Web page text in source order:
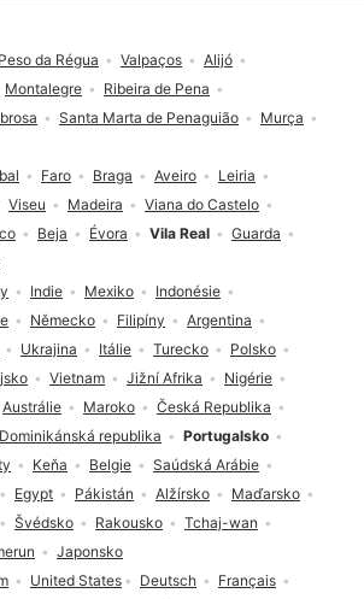
United States Deutsch
Français
Indie Mexiko
Indonésie
Německo Filipíny
Argentina
Ukrajina Itálie Turecko
Polsko
Vietnam Jižní Afrika
Nigérie
Austrálie Maroko
Česká Republika
Dominikánská republika
Portugalsko
Keňa Belgie
Saúdská Arábie
Egypt Pákistán Alžírsko
Maďarsko
Švédsko Rakousko
Tchaj-wan
Japonsko
Faro Braga Aveiro
Leiria
Viseu Madeira
Viana do Castelo
Beja Évora Vila Real
Guarda
Peso da Régua Valpaços
Alijó
Montalegre
Ribeira de Pena
Santa Marta de Penaguião
Murça